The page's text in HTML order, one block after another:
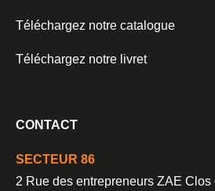
Téléchargez notre catalogue
Téléchargez notre livret
CONTACT
SECTEUR 86
2 Rue des entrepreneurs ZAE Clos